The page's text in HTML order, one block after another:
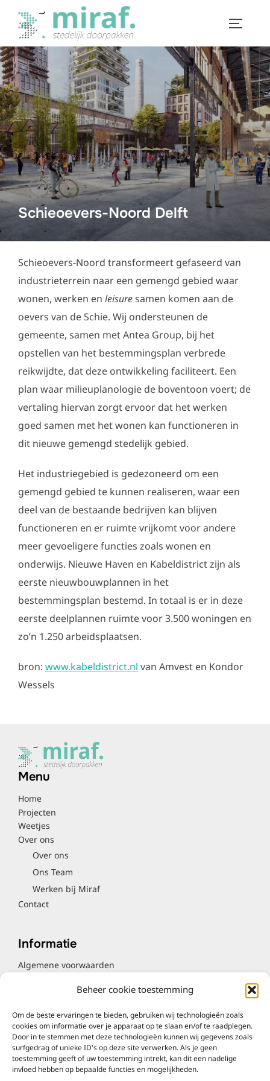
Beheer cookie toestemming
Om de beste ervaringen te bieden, gebruiken wij technologieën zoals
cookies om informatie over je apparaat op te slaan en/of te raadplegen.
Door in te stemmen met deze technologieën kunnen wij gegevens zoals
surfgedrag of unieke ID's op deze site verwerken. Als je geen
toestemming geeft of uw toestemming intrekt, kan dit een nadelige
invloed hebben op bepaalde functies en mogelijkheden.
naar
inhoud
Schieoevers-Noord Delft
Schieoevers-Noord transformeert gefaseerd van
industrieterrein naar een gemengd gebied waar
wonen, werken en leisuresamen komen aan de
oevers van de Schie. Wij ondersteunen de
gemeente, samen met Antea Group, bij het
opstellen van het bestemmingsplan verbrede
reikwijdte, dat deze ontwikkeling faciliteert. Een
plan waar milieuplanologie de boventoon voert; de
vertaling hiervan zorgt ervoor dat het werken
goed samen met het wonen kan functioneren in
dit nieuwe gemengd stedelijk gebied.
Het industriegebied is gedezoneerd om een
gemengd gebied te kunnen realiseren, waar een
deel van de bestaande bedrijven kan blijven
functioneren en er ruimte vrijkomt voor andere
meer gevoeligere functies zoals wonen en
onderwijs. Nieuwe Haven en Kabeldistrict zijn als
eerste nieuwbouwplannen in het
bestemmingsplan bestemd. In totaal is er in deze
eerste deelplannen ruimte voor 3.500 woningen en
zo’n 1.250 arbeidsplaatsen.
bron: www.kabeldistrict.nl van Amvest en Kondor
Wessels
Menu
Home
Projecten
Weetjes
Over ons
Over ons
Ons Team
Werken bij Miraf
Contact
Informatie
Algemene voorwaarden
Cookieverklaring
Klachtenregeling
Bronvermelding
Contact